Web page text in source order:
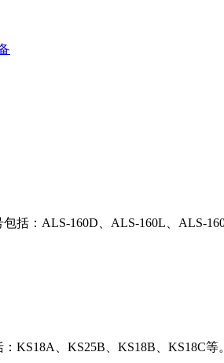
括：ALS-160D、ALS-160L、ALS-
KS18A、KS25B、KS18B、KS18C